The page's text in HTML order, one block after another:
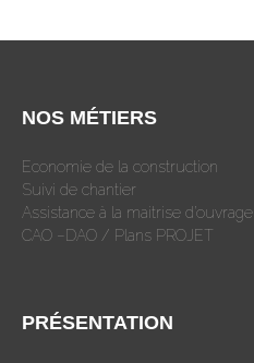
NOS MÉTIERS
Economie de la construction
Suivi de chantier
Assistance à la maitrise d’ouvrage
CAO –DAO / Plans PROJET
PRÉSENTATION